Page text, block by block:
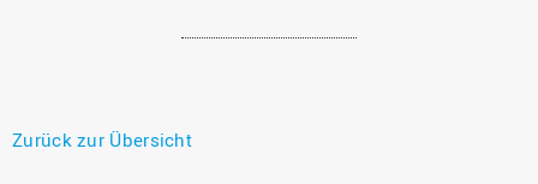
Zurück zur Übersicht